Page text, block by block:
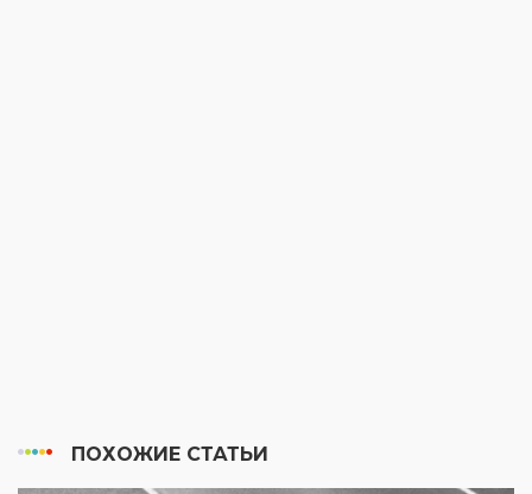
ПОХОЖИЕ СТАТЬИ